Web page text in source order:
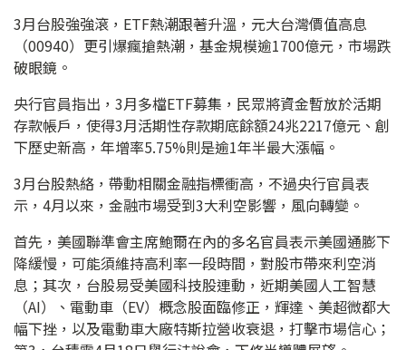
3月台股強強滾，ETF熱潮跟著升溫，元大台灣價值高息
（00940）更引爆瘋搶熱潮，基金規模逾1700億元，市場跌
破眼鏡。
央行官員指出，3月多檔ETF募集，民眾將資金暫放於活期
存款帳戶，使得3月活期性存款期底餘額24兆2217億元、創
下歷史新高，年增率5.75%則是逾1年半最大漲幅。
3月台股熱絡，帶動相關金融指標衝高，不過央行官員表
示，4月以來，金融市場受到3大利空影響，風向轉變。
首先，美國聯準會主席鮑爾在內的多名官員表示美國通膨下
降緩慢，可能須維持高利率一段時間，對股市帶來利空消
息；其次，台股易受美國科技股連動，近期美國人工智慧
（AI）、電動車（EV）概念股面臨修正，輝達、美超微都大
幅下挫，以及電動車大廠特斯拉營收衰退，打擊市場信心；